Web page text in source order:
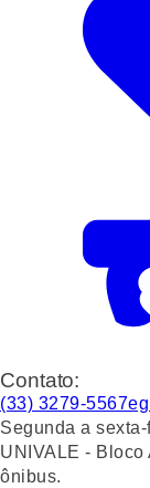
Contato:
(33) 3279-5567
Segunda a
UNIVALE - Bloco
ônibus.